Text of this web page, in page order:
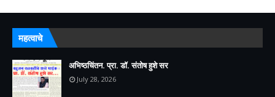
महत्वाचे
अभिष्ठचिंतन. प्रा. डॉ. संतोष हुशे सर
July 28, 2026